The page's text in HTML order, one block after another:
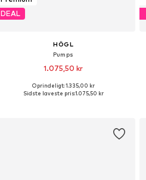
DEAL
HÖGL
Pumps
1.075,50 kr
Fås i mange størrelser
Oprindeligt: 1.335,00 kr
Sidste laveste pris:1.075,50 kr